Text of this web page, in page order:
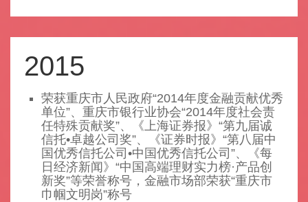
2015
荣获重庆市人民政府“2014年度金融贡献优秀
单位”、重庆市银行业协会“2014年度社会责
任特殊贡献奖”、《上海证券报》“第九届诚
信托•卓越公司奖”、《证券时报》“第八届中
国优秀信托公司•中国优秀信托公司”、《每
日经济新闻》“中国高端理财实力榜·产品创
新奖”等荣誉称号，金融市场部荣获“重庆市
巾帼文明岗”称号